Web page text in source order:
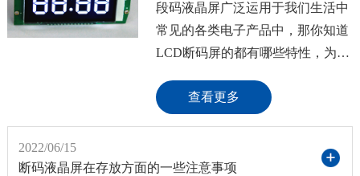
段码液晶屏广泛运用于我们生活中
常见的各类电子产品中，那你知道
LCD断码屏的都有哪些特性，为什
有哪些呢？1、容易固定且装配简
比度高，在阳光下也可以清晰的显
查看更多
2022/06/15
断码液晶屏在存放方面的一些注意事项